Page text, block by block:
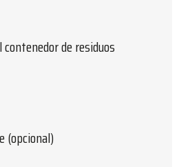
de residuos
(opcional)